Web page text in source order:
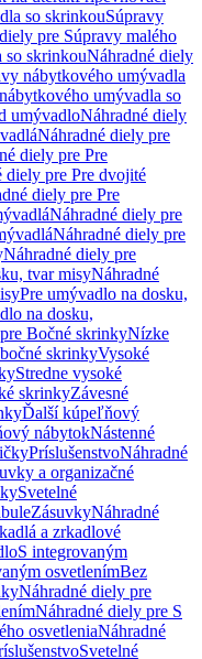
so skrinkouSúpravy
pre Súpravy malého
so skrinkouNáhradné diely
nábytkového umývadla
umývadla so
umývadloNáhradné diely
Náhradné diely pre
diely pre Pre
diely pre Pre dvojité
diely pre Pre
Náhradné diely pre
Náhradné diely pre
Náhradné diely pre
tvar misyNáhradné
Pre umývadlo na dosku,
na dosku,
Bočné skrinkyNízke
skrinkyVysoké
Stredne vysoké
skrinkyZávesné
Ďalší kúpeľňový
nábytokNástenné
PríslušenstvoNáhradné
a organizačné
Svetelné
ZásuvkyNáhradné
a zrkadlové
S integrovaným
osvetlenímBez
Náhradné diely pre
Náhradné diely pre S
osvetleniaNáhradné
Svetelné